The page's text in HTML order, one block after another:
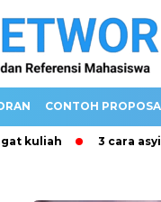
CONTOH
3 cara asyik